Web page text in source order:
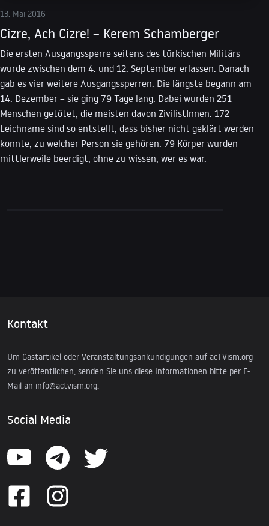
13. Mai 2016
Cizre, Ach Cizre! – Kerem Schamberger
Die ersten Ausgangssperre seitens des türkischen Militärs
wurde zwischen dem 4. und 12. September erlassen. Danach
gab es vier weitere Ausgangssperren. Die längste begann am
14. Dezember – sie ging 79 Tage lang. Dabei wurden 251
Menschen getötet, die meisten davon ZivilistInnen. 172
Leichname sind so entstellt, dass bisher nicht geklärt werden
konnte, zu welcher Person sie gehören. 79 Körper wurden
mittlerweile beerdigt, ohne zu wissen, wer es war.
Kontakt
Um Gastartikel oder Veranstaltungsankündigungen auf acTVism.org
zu veröffentlichen, senden Sie uns diese Informationen bitte per E-
Mail an info@actvism.org.
Social Media